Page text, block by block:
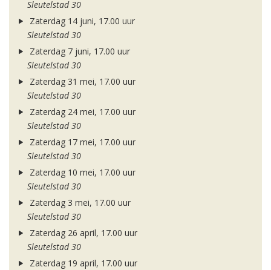
Sleutelstad 30
Zaterdag 14 juni, 17.00 uur
Sleutelstad 30
Zaterdag 7 juni, 17.00 uur
Sleutelstad 30
Zaterdag 31 mei, 17.00 uur
Sleutelstad 30
Zaterdag 24 mei, 17.00 uur
Sleutelstad 30
Zaterdag 17 mei, 17.00 uur
Sleutelstad 30
Zaterdag 10 mei, 17.00 uur
Sleutelstad 30
Zaterdag 3 mei, 17.00 uur
Sleutelstad 30
Zaterdag 26 april, 17.00 uur
Sleutelstad 30
Zaterdag 19 april, 17.00 uur